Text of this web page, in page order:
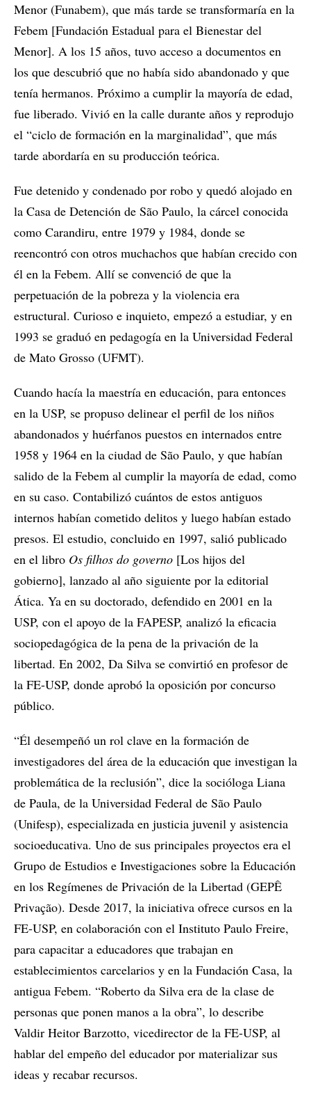
Menor (Funabem), que más tarde se transformaría en la
Febem [Fundación Estadual para el Bienestar del
Menor]. A los 15 años, tuvo acceso a documentos en
los que descubrió que no había sido abandonado y que
tenía hermanos. Próximo a cumplir la mayoría de edad,
fue liberado. Vivió en la calle durante años y reprodujo
el “ciclo de formación en la marginalidad”, que más
tarde abordaría en su producción teórica.
Fue detenido y condenado por robo y quedó alojado en
la Casa de Detención de São Paulo, la cárcel conocida
como Carandiru, entre 1979 y 1984, donde se
reencontró con otros muchachos que habían crecido con
él en la Febem. Allí se convenció de que la
perpetuación de la pobreza y la violencia era
estructural. Curioso e inquieto, empezó a estudiar, y en
1993 se graduó en pedagogía en la Universidad Federal
de Mato Grosso (UFMT).
Cuando hacía la maestría en educación, para entonces
en la USP, se propuso delinear el perfil de los niños
abandonados y huérfanos puestos en internados entre
1958 y 1964 en la ciudad de São Paulo, y que habían
salido de la Febem al cumplir la mayoría de edad, como
en su caso. Contabilizó cuántos de estos antiguos
internos habían cometido delitos y luego habían estado
presos. El estudio, concluido en 1997, salió publicado
en el libro Os filhos do governo [Los hijos del
gobierno], lanzado al año siguiente por la editorial
Ática. Ya en su doctorado, defendido en 2001 en la
USP, con el apoyo de la FAPESP, analizó la eficacia
sociopedagógica de la pena de la privación de la
libertad. En 2002, Da Silva se convirtió en profesor de
la FE-USP, donde aprobó la oposición por concurso
público.
“Él desempeñó un rol clave en la formación de
investigadores del área de la educación que investigan la
problemática de la reclusión”, dice la socióloga Liana
de Paula, de la Universidad Federal de São Paulo
(Unifesp), especializada en justicia juvenil y asistencia
socioeducativa. Uno de sus principales proyectos era el
Grupo de Estudios e Investigaciones sobre la Educación
en los Regímenes de Privación de la Libertad (GEPÊ
Privação). Desde 2017, la iniciativa ofrece cursos en la
FE-USP, en colaboración con el Instituto Paulo Freire,
para capacitar a educadores que trabajan en
establecimientos carcelarios y en la Fundación Casa, la
antigua Febem. “Roberto da Silva era de la clase de
personas que ponen manos a la obra”, lo describe
Valdir Heitor Barzotto, vicedirector de la FE-USP, al
hablar del empeño del educador por materializar sus
ideas y recabar recursos.